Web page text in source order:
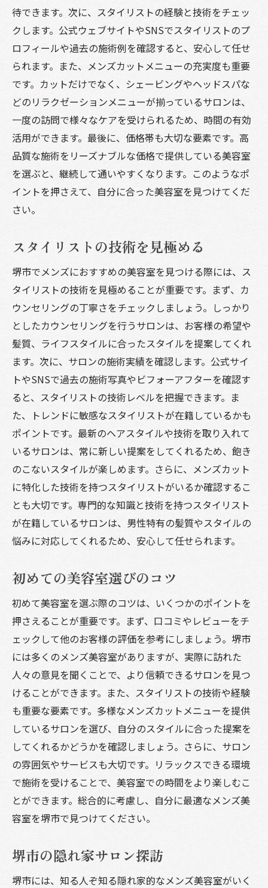
待できます。次に、スタイリストの経験と技術をチェッ
クします。公式ウェブサイトやSNSでスタイリストのプ
ロフィールや過去の施術例を確認すると、安心して任せ
られます。また、メンズカットメニューの充実度も重要
です。カットだけでなく、シェービングやヘッドスパな
どのリラクゼーションメニューが揃っているサロンは、
一度の訪問で様々なケアを受けられるため、時間の有効
活用ができます。最後に、価格帯も大切な要素です。高
品質な施術をリーズナブルな価格で提供している美容室
を選ぶと、継続して通いやすくなります。このようなポ
イントを押さえて、自分に合った美容室を見つけてくだ
さい。
スタイリストの技術を見極める
堺市でメンズにおすすめの美容室を見つける際には、ス
タイリストの技術を見極めることが重要です。まず、カ
ウンセリングの丁寧さをチェックしましょう。しっかり
としたカウンセリングを行うサロンは、お客様の希望や
髪質、ライフスタイルに合ったスタイルを提案してくれ
ます。次に、サロンの施術実績を確認します。公式サイ
トやSNSで過去の施術写真やビフォーアフターを確認す
ると、スタイリストの技術レベルを把握できます。ま
た、トレンドに敏感なスタイリストが在籍しているかも
ポイントです。最新のヘアスタイルや技術を取り入れて
いるサロンは、常に新しい提案をしてくれるため、飽き
のこないスタイルが楽しめます。さらに、メンズカット
に特化した技術を持つスタイリストがいるか確認するこ
とも大切です。専門的な知識と技術を持つスタイリスト
が在籍しているサロンは、男性特有の髪質やスタイルの
悩みに対応してくれるため、安心して任せられます。
初めての美容室選びのコツ
初めて美容室を選ぶ際のコツは、いくつかのポイントを
押さえることが重要です。まず、口コミやレビューをチ
ェックして他のお客様の評価を参考にしましょう。堺市
には多くのメンズ美容室がありますが、実際に訪れた
人々の意見を聞くことで、より信頼できるサロンを見つ
けることができます。また、スタイリストの技術や経験
も重要な要素です。多様なメンズカットメニューを提供
しているサロンを選び、自分のスタイルに合った提案を
してくれるかどうかを確認しましょう。さらに、サロン
の雰囲気やサービスも大切です。リラックスできる環境
で施術を受けることで、美容室での時間をより楽しむこ
とができます。総合的に考慮し、自分に最適なメンズ美
容室を堺市で見つけてください。
堺市の隠れ家サロン探訪
堺市には、知る人ぞ知る隠れ家的なメンズ美容室がいく